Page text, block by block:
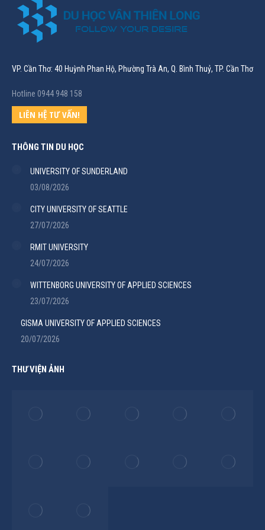
VP. Cần Thơ: 40 Huỳnh Phan Hộ, Phường Trà An, Q. Bình Thuỷ, TP. Cần Thơ
Hotline 0944 948 158
LIÊN HỆ TƯ VẤN!
THÔNG TIN DU HỌC
UNIVERSITY OF SUNDERLAND
03/08/2026
CITY UNIVERSITY OF SEATTLE
27/07/2026
RMIT UNIVERSITY
24/07/2026
WITTENBORG UNIVERSITY OF APPLIED SCIENCES
23/07/2026
GISMA UNIVERSITY OF APPLIED SCIENCES
20/07/2026
THƯ VIỆN ẢNH